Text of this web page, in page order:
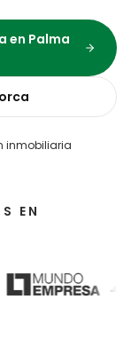
en Palma
inmobiliaria
EN